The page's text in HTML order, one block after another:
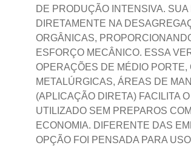
DE PRODUÇÃO INTENSIVA.
DIRETAMENTE NA
ORGÂNICAS,
ESFORÇO MECÂNICO. ESSA
OPERAÇÕES DE MÉDIO
METALÚRGICAS, ÁREAS DE
(APLICAÇÃO DIRETA) FACILITA
UTILIZADO SEM PREPAROS
ECONOMIA. DIFERENTE DAS
OPÇÃO FOI PENSADA PARA